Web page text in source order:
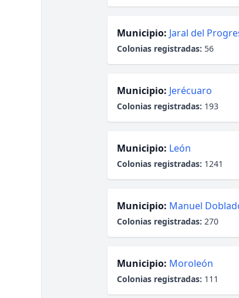
Municipio: Jaral del
Colonias registradas: 56
Municipio: Jerécuaro
Colonias registradas: 193
Municipio: León
Colonias registradas: 1241
Municipio: Manuel
Colonias registradas: 270
Municipio: Moroleón
Colonias registradas: 111